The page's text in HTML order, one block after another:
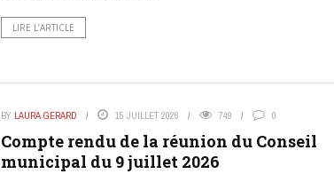
LIRE L’ARTICLE
BY LAURA GERARD 15 JUILLET 2026 749 0
Compte rendu de la réunion du Conseil
municipal du 9 juillet 2026